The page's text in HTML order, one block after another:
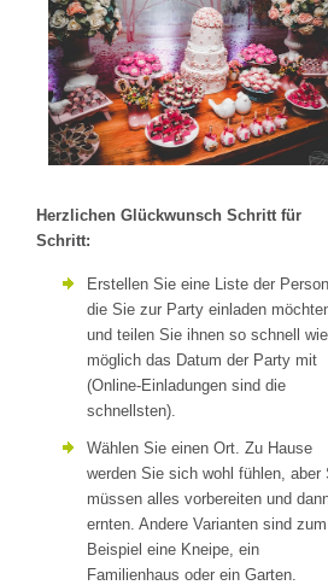
Herzlichen Glückwunsch Schritt für
Schritt:
Erstellen Sie eine Liste der
die Sie zur Party einladen
und teilen Sie ihnen so schnell wie
möglich das Datum der Party mit
(Online-Einladungen sind die
schnellsten).
Wählen Sie einen Ort. Zu Hause
werden Sie sich wohl fühlen, aber
müssen alles vorbereiten und
ernten. Andere Varianten sind zum
Beispiel eine Kneipe, ein
Familienhaus oder ein Garten.